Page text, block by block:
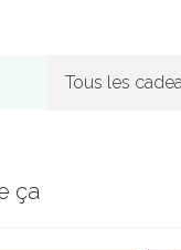
Tous les
ça